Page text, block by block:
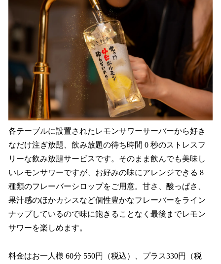
各テーブルに設置されたレモンサワーサーバーから好き
なだけ注ぎ放題、飲み放題の待ち時間 0 秒のストレスフ
リーな飲み放題サービスです。そのまま飲んでも美味し
いレモンサワーですが、お好みの味にアレンジできる 8
種類のフレーバーシロップをご用意。甘さ、酸っぱさ、
果汁感のほかカシスなど個性豊かなフレーバーをライン
ナップしているので味に飽きることなく最後までレモン
サワーを楽しめます。
料金はお一人様 60分 550円（税込）、プラス330円（税